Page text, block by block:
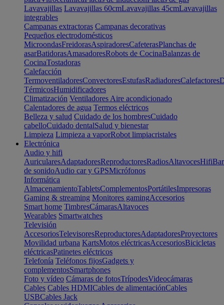
Lavavajillas Lavavajillas 60cmLavavajillas 45cmLavavajillas
integrables
Campanas extractoras Campanas decorativas
Pequeños electrodomésticos
MicroondasFreidorasAspiradoresCafeterasPlanchas de
asarBatidorasAmasadoresRobots de CocinaBalanzas de
CocinaTostadoras
Calefacción
TermoventiladoresConvectoresEstufasRadiadoresCalefactores
TérmicosHumidificadores
Climatización Ventiladores Aire acondicionado
Calentadores de agua Termos eléctricos
Belleza y salud Cuidado de los hombresCuidado
cabelloCuidado dentalSalud y bienestar
Limpieza Limpieza a vaporRobot limpiacristales
Electrónica
Audio y hifi
AuricularesAdaptadoresReproductoresRadiosAltavocesHifi
de sonidoAudio car y GPSMicrófonos
Informática
AlmacenamientoTabletsComplementosPortátilesImpresoras
Gaming & streaming Monitores gamingAccesorios
Smart home TimbresCámarasAltavoces
Wearables Smartwatches
Televisión
AccesoriosTelevisoresReproductoresAdaptadoresProyectores
Movilidad urbana KartsMotos eléctricasAccesoriosBicicletas
eléctricasPatinetes eléctricos
Telefonía Teléfonos fijosGadgets y
complementosSmartphones
Foto y vídeo Cámaras de fotosTrípodesVideocámaras
Cables Cables HDMICables de alimentaciónCables
USBCables Jack